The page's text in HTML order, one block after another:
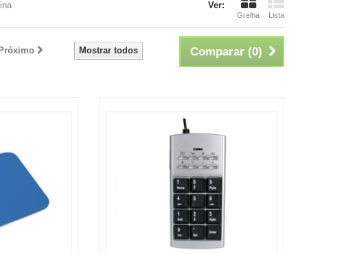
Ver:
Grelha Lista
Comparar (0)
Mostrar todos